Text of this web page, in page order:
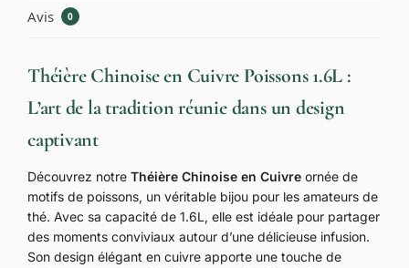
Avis 0
Théière Chinoise en Cuivre Poissons 1.6L :
L’art de la tradition réunie dans un design
captivant
Découvrez notre Théière Chinoise en Cuivre ornée de
motifs de poissons, un véritable bijou pour les amateurs de
thé. Avec sa capacité de 1.6L, elle est idéale pour partager
des moments conviviaux autour d’une délicieuse infusion.
Son design élégant en cuivre apporte une touche de